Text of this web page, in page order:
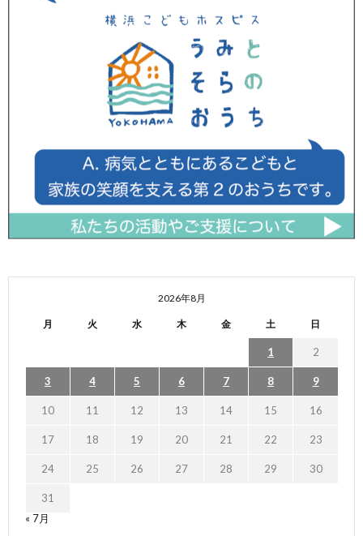
2026年8月
月 火 水 木 金 土 日
1 2
3 4 5 6 7 8 9
10 11 12 13 14 15 16
17 18 19 20 21 22 23
24 25 26 27 28 29 30
31
« 7月